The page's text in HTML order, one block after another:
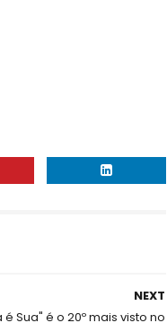
NEXT
Sua" é o 20º mais visto no